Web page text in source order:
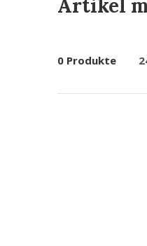
Artikel
0 Produkte